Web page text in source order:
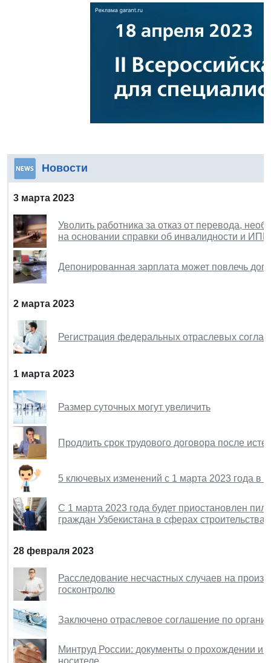
Новости
3 марта 2023
Уволить работника за отказ от перевода,
на основании справки об инвалидности и
Депонированная зарплата может повлечь
2 марта 2023
Регистрация федеральных отраслевых
1 марта 2023
Размер суточных могут увеличить
Продлить срок трудового договора после
5 ключевых изменений с 1 марта 2023 года в
С 1 марта 2023 года будет приостановлен
граждан Узбекистана в сферах
28 февраля 2023
Расследование несчастных случаев на
госконтролю
Заключено отраслевое соглашение по
Минтруд России: документы о прохождении
носителе